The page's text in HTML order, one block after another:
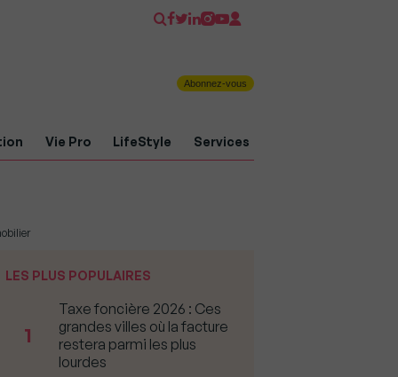
Abonnez-vous
Vie Pro LifeStyle Services
LES PLUS POPULAIRES
1
Taxe foncière 2026 : Ces
grandes villes où la facture
restera parmi les plus
lourdes